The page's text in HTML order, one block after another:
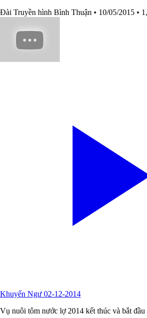
Đài Truyền hình Bình Thuận • 10/05/2015 •
Khuyến Ngư 02-12-2014
Vụ nuôi tôm nước lợ 2014 kết thúc và bắt